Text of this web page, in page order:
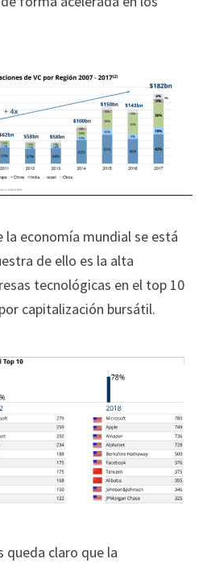
la economía mundial se está
de ello es la alta
tecnológicas en el top 10
capitalización bursátil.
claro que la